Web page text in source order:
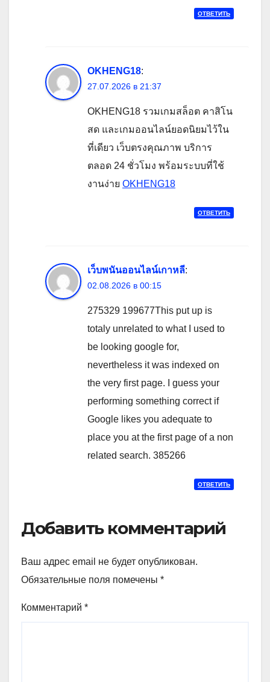
ОТВЕТИТЬ
OKHENG18:
27.07.2026 в 21:37
OKHENG18 รวมเกมสล็อต คาสิโน
สด และเกมออนไลน์ยอดนิยมไว้ใน
ที่เดียว เว็บตรงคุณภาพ บริการ
ตลอด 24 ชั่วโมง พร้อมระบบที่ใช้
งานง่าย OKHENG18
ОТВЕТИТЬ
เว็บพนันออนไลน์เกาหลี:
02.08.2026 в 00:15
275329 199677This put up is
totaly unrelated to what I used to
be looking google for,
nevertheless it was indexed on
the very first page. I guess your
performing something correct if
Google likes you adequate to
place you at the first page of a non
related search. 385266
ОТВЕТИТЬ
Добавить комментарий
Ваш адрес email не будет опубликован.
Обязательные поля помечены *
Комментарий *